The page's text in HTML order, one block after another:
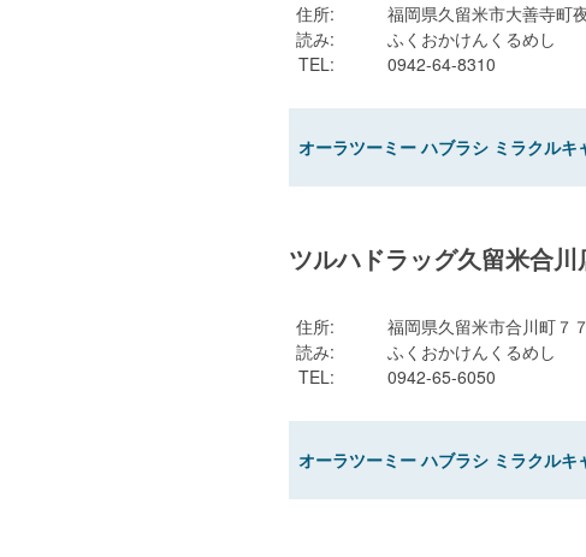
住所:
福岡県久留米市大善寺町
読み:
ふくおかけんくるめし
TEL: 0942-64-8310
オーラツーミー ハブラシ ミラクルキ
ツルハドラッグ久留米合川
住所:
福岡県久留米市合川町７
読み:
ふくおかけんくるめし
TEL: 0942-65-6050
オーラツーミー ハブラシ ミラクルキ